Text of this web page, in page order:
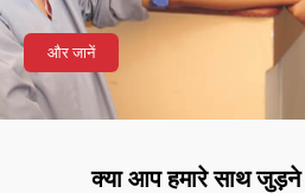
और जानें
क्या आप हमारे साथ जुड़ने